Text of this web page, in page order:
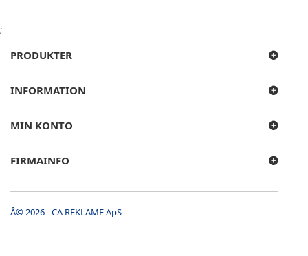
;
PRODUKTER
INFORMATION
Â© 2026 - CA REKLAME ApS
MIN KONTO
FIRMAINFO